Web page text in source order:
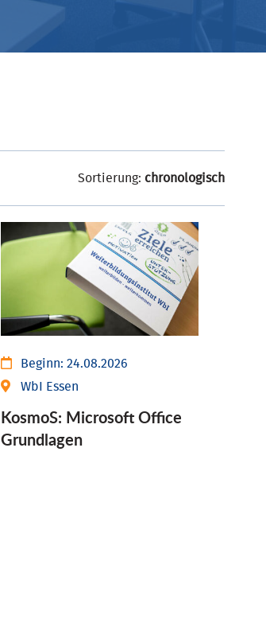
Sortierung: chronologisch
Beginn:24.08.2026
WbI Essen
KosmoS: Microsoft Office
Grund­lagen